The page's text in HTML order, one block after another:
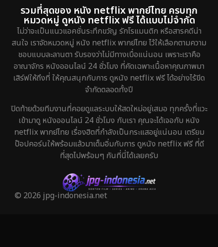
HBO GO 8
HBO Max 1
Heist 5
Historical 25
History ประวัติศาสตร์ 45
Holiday 1
Horror สยองขวัญ 325
Inspirational แรงบันดาลใจ
รวมที่สุดของ หนัง netflix พากย์ไทย ครบทุก
หมวดหมู่ ดูหนัง netflix ฟรี ได้แบบไม่จำกัด
ไม่ว่าจะเป็นแนวแอคชั่นระทึกขวัญ รักโรแมนติก หรือสารคดีน่า
สนใจ เราจัดหมวดหมู่ หนัง netflix พากย์ไทย ไว้ให้เลือกตามความ
ชอบแบบละลานตา รับรองว่าไม่มีทางเบื่อแน่นอน เพราะเราคือ
อาณาจักร หนังออนไลน์ 24 ชั่วโมง ที่คัดเฉพาะเนื้อหาคุณภาพมา
เสิร์ฟให้ถึงที่ ให้คุณสนุกกับการ ดูหนัง netflix ฟรี ได้อย่างไร้ขีด
จำกัดตลอดทั้งปี
ปิดท้ายด้วยทีมงานที่คอยดูแลระบบให้สดใหม่อยู่เสมอ ทุกครั้งที่แวะ
เข้ามาดู หนังออนไลน์ 24 ชั่วโมง กับเรา คุณจะได้เจอกับ หนัง
netflix พากย์ไทย เรื่องฮิตที่กำลังเป็นกระแสอยู่แน่นอน เตรียม
ป๊อปคอร์นให้พร้อมแล้วมาเต็มอิ่มกับการ ดูหนัง netflix ฟรี ที่ดี
ที่สุดไปพร้อมๆ กันที่นี่ได้เลยครับ
© 2026 jpg-indonesia.net